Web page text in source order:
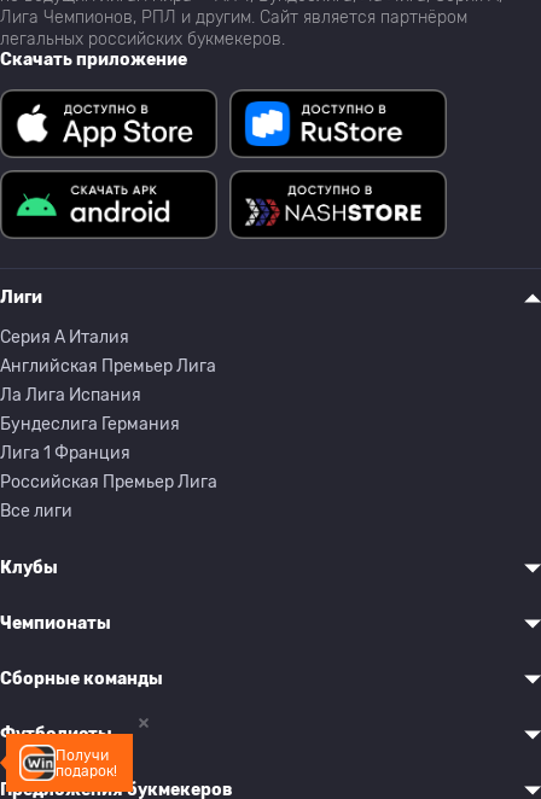
Получи
подарок!
Лига Чемпионов, РПЛ и другим. Сайт является партнёром
легальных российских букмекеров.
Скачать приложение
Лиги
Серия A Италия
Английская Премьер Лига
Ла Лига Испания
Бундеслига Германия
Лига 1 Франция
Российская Премьер Лига
Все лиги
Клубы
Чемпионаты
Сборные команды
Футболисты
Предложения букмекеров